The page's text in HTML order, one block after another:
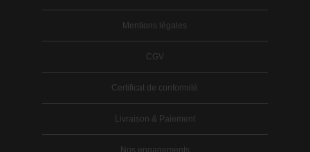
Mentions légales
CGV
Certificat de conformité
Livraison & Paiement
Nos engagements